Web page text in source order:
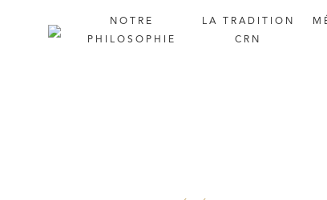
NOTRE
PHILOSOPHIE
LA
TRADITION
CRN